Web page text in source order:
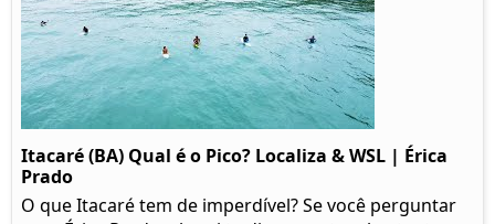
Itacaré (BA) Qual é o Pico? Localiza & WSL | Érica
Prado​
O que Itacaré tem de imperdível? Se você perguntar